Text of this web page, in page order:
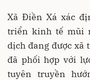
Xã Điền Xá xác
triển kinh tế mũi
dịch đang được xã
đã phối hợp với
tuyên truyền